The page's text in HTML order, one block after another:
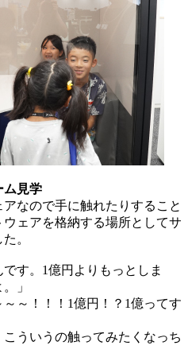
ム見学
なので手に触れたりすること
ェアを格納する場所としてサ
。
す。1億円よりもっとしま
」
～～！！！1億円！？1億ってす
こういうの触ってみたくなっち